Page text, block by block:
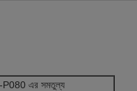
P080 এর সমতুল্য